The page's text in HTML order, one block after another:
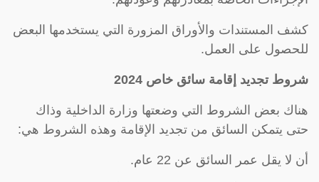
كشف المستندات والأوراق المزورة التي يستخدمها البعض
للحصول على العمل.
شروط تجديد إقامة سائق خاص 2024
هناك بعض الشروط التي وضعتها وزارة الداخلية وذاك
حتى يتمكن السائق من تجديد الإقامة وهذه الشروط هي:
أن لا يقل عمر السائق عن 22 عام.